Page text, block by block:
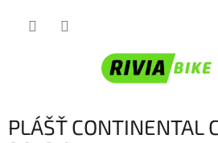
PLÁŠŤ CONTINENTAL